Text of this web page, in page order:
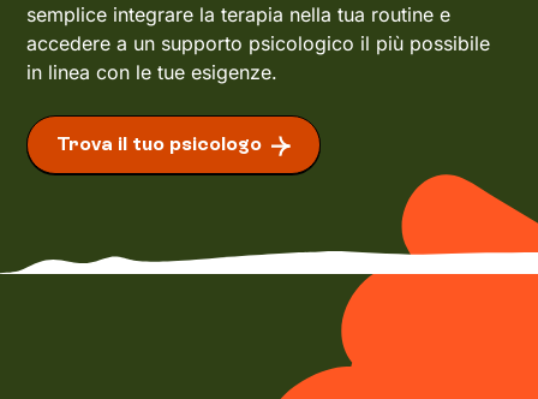
semplice integrare la terapia nella tua routine e
accedere a un supporto psicologico il più possibile
in linea con le tue esigenze.
Trova il tuo psicologo